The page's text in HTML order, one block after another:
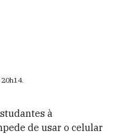
20h14.
à
de usar o celular